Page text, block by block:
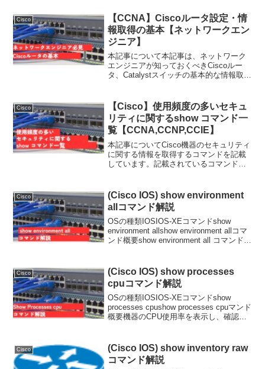
Cisco
【CCNA】Ciscoルータ設定・情
報取得の基本【ネットワークエン
ジニア】
本記事について本記事は、ネットワーク
エンジニアが知っておくべきCiscoルー
タ、Catalystスイッチの基本的な情報取得
ておいた方が試験合格の確率が高くなり
ます。非...
Cisco
【Cisco】使用頻度の多いセキュ
リティに関するshow コマンド一
覧【CCNA,CCNP,CCIE】
本記事についてCisco機器のセキュリティ
に関する情報を取得するコマンドを記載
しています。記載されているコマンド
れているコマンドは、Cisco機器上でのセ
キュリティ設定...
Cisco
(Cisco IOS) show environment
allコマンド解説
OSの種類IOSIOS-XEコマンドshow
environment allshow environment allコマ
ンド概要show environment all コマンド
Cisco
(Cisco IOS) show processes
cpuコマンド解説
OSの種類IOSIOS-XEコマンドshow
processes cpushow processes cpuマンド
概要機器のCPU使用率を表示し、確認す
Cisco
(Cisco IOS) show inventory raw
コマンド解説